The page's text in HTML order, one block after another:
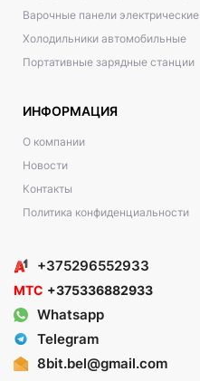
Варочные панели электрические
Холодильники автомобильные
Портативные зарядные станции
ИНФОРМАЦИЯ
О компании
Новости
Контакты
Политика конфиденциальности
+375296552933
МТС +375336882933
Whatsapp
Telegram
8bit.bel@gmail.com